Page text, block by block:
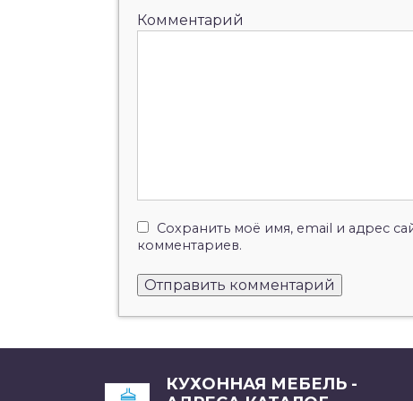
Комментарий
Сохранить моё имя, email и адрес
комментариев.
КУХОННАЯ МЕБЕЛЬ -